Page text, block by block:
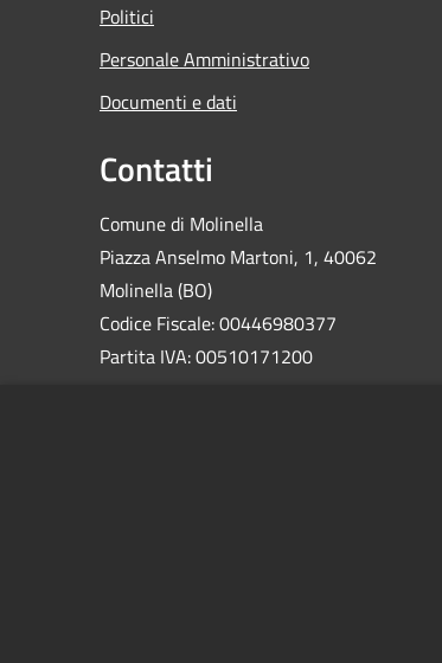
Politici
Personale Amministrativo
Documenti e dati
Contatti
Comune di Molinella
Piazza Anselmo Martoni, 1, 40062
Molinella (BO)
Codice Fiscale: 00446980377
Partita IVA: 00510171200